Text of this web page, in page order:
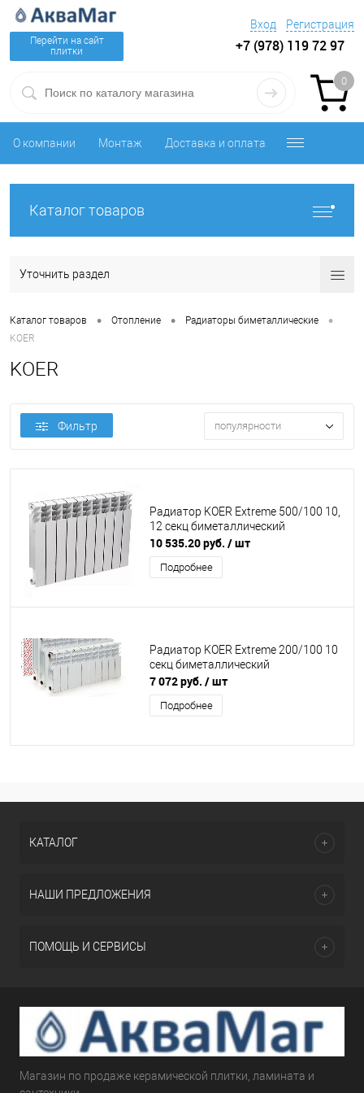
Перейти на сайт
плитки
Вход Регистрация
+7 (978) 119 72 97
0
О компании Монтаж Доставка и оплата
Каталог товаров
Уточнить раздел
Каталог товаров • Отопление • Радиаторы биметаллические •
KOER
KOER
Фильтр популярности
Радиатор KOER Extreme 500/100 10,
12 секц биметаллический
10 535.20 руб. / шт
Подробнее
Радиатор KOER Extreme 200/100 10
секц биметаллический
7 072 руб. / шт
Подробнее
КАТАЛОГ
НАШИ ПРЕДЛОЖЕНИЯ
ПОМОЩЬ И СЕРВИСЫ
Магазин по продаже керамической плитки, ламината и